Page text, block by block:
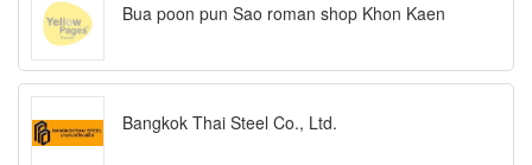
Bua poon pun Sao roman shop Khon Kaen
Bangkok Thai Steel Co., Ltd.